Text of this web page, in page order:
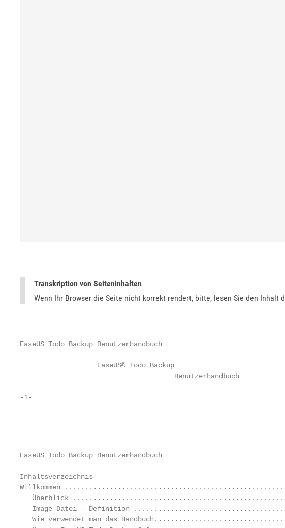
Transkription von Seiteninhalten
Wenn Ihr Browser die Seite nicht korrekt rendert, bitte, lesen Sie den Inhalt
EaseUS Todo Backup Benutzerhandbuch
                   EaseUS® Todo Backup
                                      Benutzerhandbuch
-1-
EaseUS Todo Backup Benutzerhandbuch
Inhaltsverzeichnis
Willkommen
Überblick
Image Datei - Definition
Wie verwendet man das